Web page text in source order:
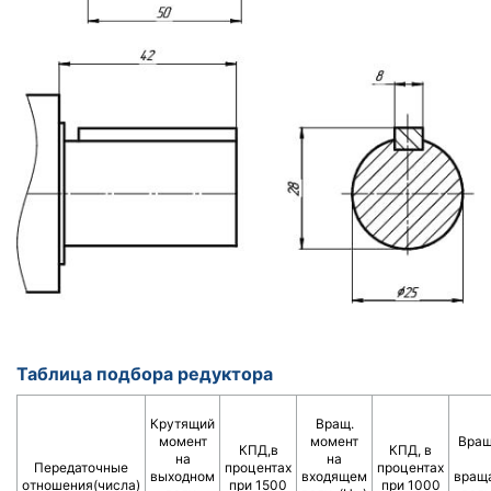
Таблица подбора редуктора
Передаточные
отношения(числа)
Крутящий
момент
на
выходном
КПД,в
процентах
при 1500
Вращ.
момент
на
входящем
КПД, в
процентах
при 1000